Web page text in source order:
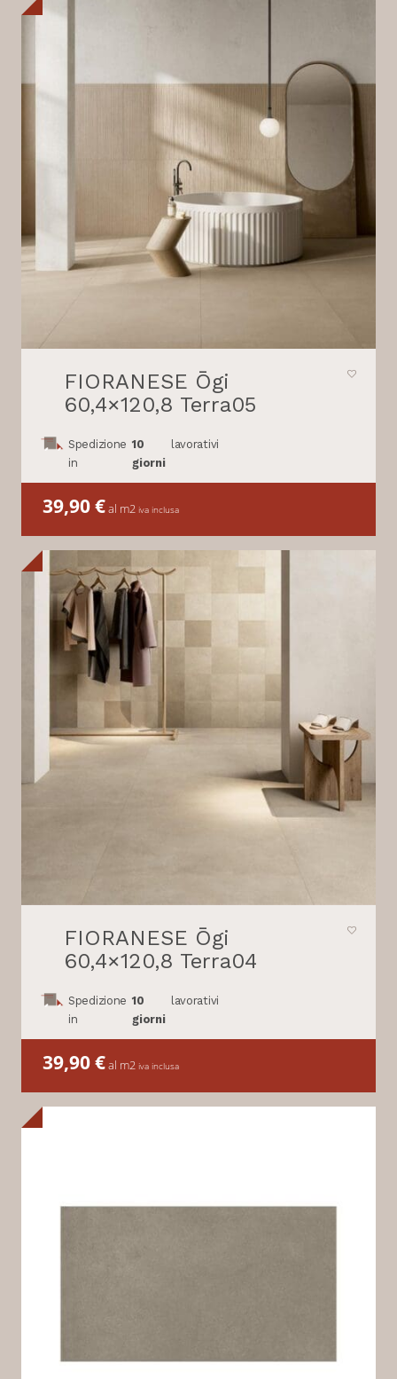
FIORANESE Ōgi
60,4×120,8 Terra05
Spedizione
in
10
giorni
lavorativi
39,90€al m2 iva inclusa
FIORANESE Ōgi
60,4×120,8 Terra04
Spedizione
in
10
giorni
lavorativi
39,90€al m2 iva inclusa